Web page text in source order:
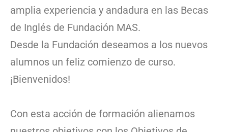
amplia experiencia y andadura en las Becas
de Inglés de Fundación MAS.
Desde la Fundación deseamos a los nuevos
alumnos un feliz comienzo de curso.
¡Bienvenidos!
Con esta acción de formación alienamos